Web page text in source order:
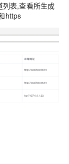
表,查看所生成
https